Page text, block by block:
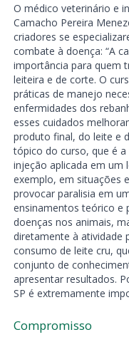
O médico veterinário e
Camacho Pereira
criadores se
combate à doença: “A
importância para quem
leiteira e de corte. O
práticas de manejo
enfermidades dos
esses cuidados
produto final, do leite e
tópico do curso, que é a
injeção aplicada em um
exemplo, em situações
provocar paralisia em
ensinamentos teórico e
doenças nos animais,
diretamente à atividade
consumo de leite cru,
conjunto de
apresentar resultados.
SP é extremamente
Compromisso